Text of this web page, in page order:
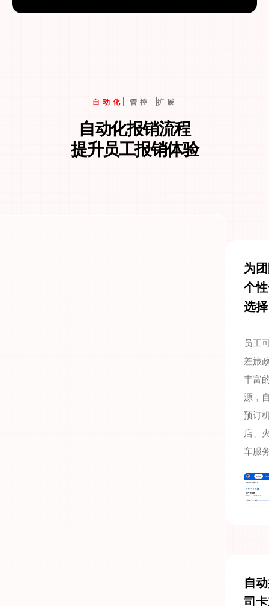
自动化 管控 扩展
自动化报销流程
提升员工报销体验
为
个
选择
员工
差旅
丰富
源，
预订
店、
车服
自
司